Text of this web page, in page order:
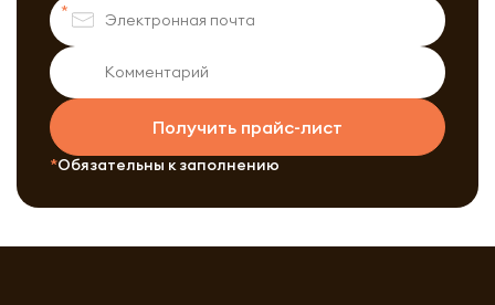
Получить прайс-лист
Обязательны к заполнению